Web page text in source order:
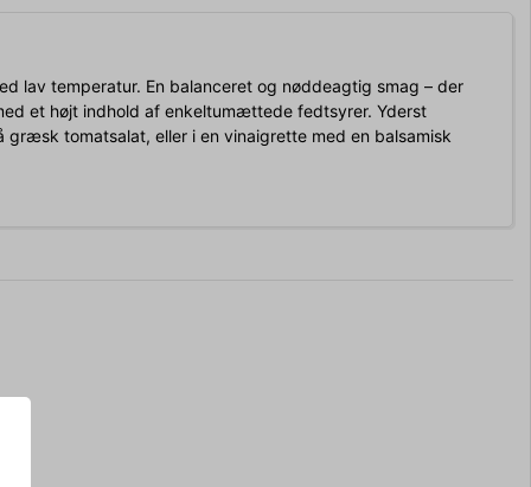
lav temperatur. En balanceret og nøddeagtig smag – der
et højt indhold af enkeltumættede fedtsyrer. Yderst
tomatsalat, eller i en vinaigrette med en balsamisk